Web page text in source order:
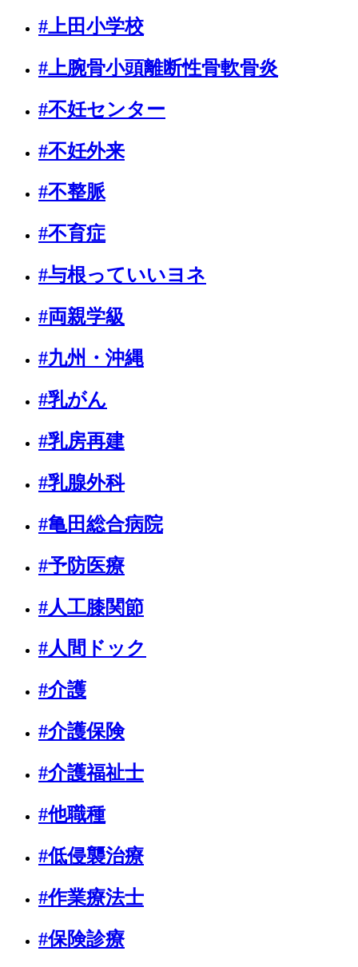
#上田小学校
#上腕骨小頭離断性骨軟骨炎
#不妊センター
#不妊外来
#不整脈
#不育症
#与根っていいヨネ
#両親学級
#九州・沖縄
#乳がん
#乳房再建
#乳腺外科
#亀田総合病院
#予防医療
#人工膝関節
#人間ドック
#介護
#介護保険
#介護福祉士
#他職種
#低侵襲治療
#作業療法士
#保険診療